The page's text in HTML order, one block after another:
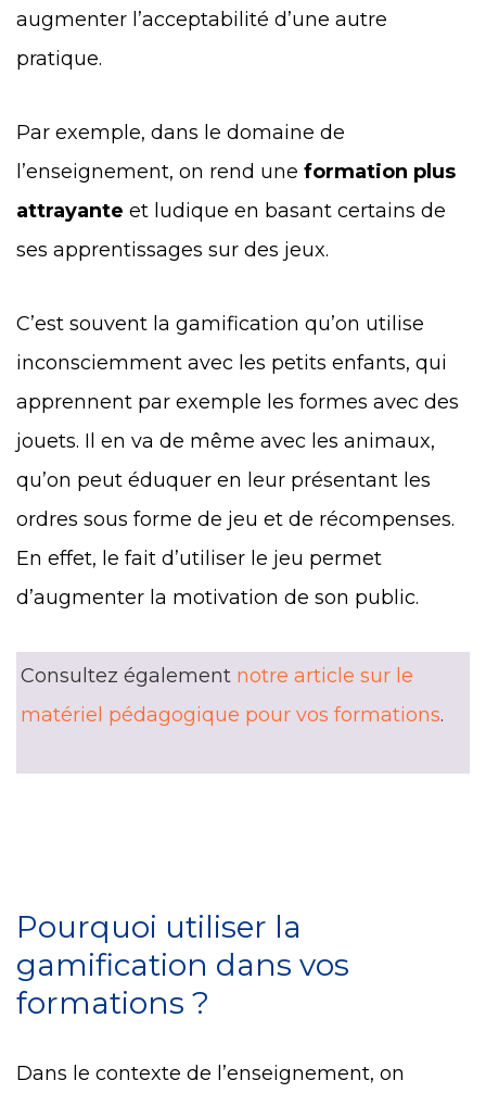
augmenter l’acceptabilité d’une autre
pratique.
Par exemple, dans le domaine de
l’enseignement, on rend une formation plus
attrayante et ludique en basant certains de
ses apprentissages sur des jeux.
C’est souvent la gamification qu’on utilise
inconsciemment avec les petits enfants, qui
apprennent par exemple les formes avec des
jouets. Il en va de même avec les animaux,
qu’on peut éduquer en leur présentant les
ordres sous forme de jeu et de récompenses.
En effet, le fait d’utiliser le jeu permet
d’augmenter la motivation de son public.
Consultez également notre article sur le
matériel pédagogique pour vos formations.
Pourquoi utiliser la
gamification dans vos
formations ?
Dans le contexte de l’enseignement, on